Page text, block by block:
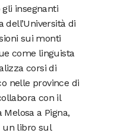
insegnanti
di
sui monti
come linguista
corsi di
nelle province di
con il
a Pigna,
un libro sul